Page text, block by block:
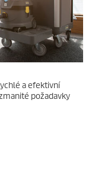
a efektivní
požadavky